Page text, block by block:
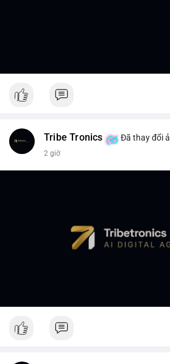
Tribe Tronics Đã thay đổi
2 giờ